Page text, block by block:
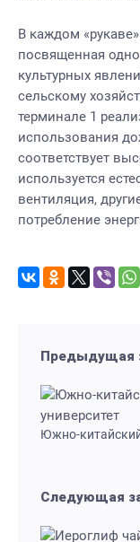
В каждом
посвященная
культурных
сельскому
терминале 1
использования
соответствует
используется
вентиляция,
потребление
Предыдущая
Южно-китайский
Следующая